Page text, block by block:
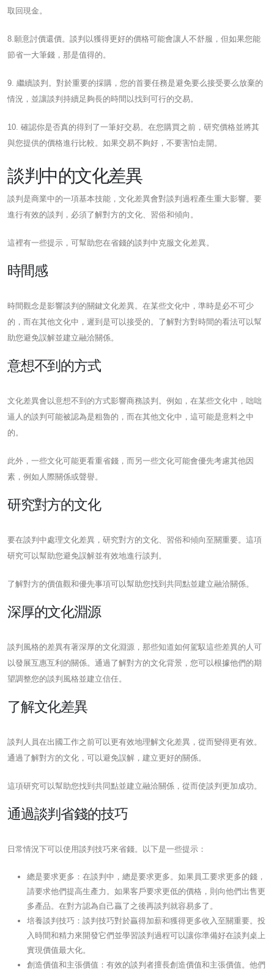
取回現金。
8.願意討價還價。談判以獲得更好的價格可能會讓人不舒服，但如果您能
節省一大筆錢，那是值得的。
9. 繼續談判。對於重要的採購，您的首要任務是避免要么接受要么放棄的
情況，並讓談判持續足夠長的時間以找到可行的交易。
10. 確認你是否真的得到了一筆好交易。在您購買之前，研究價格並將其
與您提供的價格進行比較。如果交易不夠好，不要害怕走開。
談判中的文化差異
談判是商業中的一項基本技能，文化差異會對談判過程產生重大影響。要
進行有效的談判，必須了解對方的文化、習俗和傾向。
這裡有一些提示，可幫助您在省錢的談判中克服文化差異。
時間感
時間觀念是影響談判的關鍵文化差異。在某些文化中，準時是必不可少
的，而在其他文化中，遲到是可以接受的。了解對方對時間的看法可以幫
助您避免誤解並建立融洽關係。
意想不到的方式
文化差異會以意想不到的方式影響商務談判。例如，在某些文化中，咄咄
逼人的談判可能被認為是粗魯的，而在其他文化中，這可能是意料之中
的。
此外，一些文化可能更看重省錢，而另一些文化可能會優先考慮其他因
素，例如人際關係或聲譽。
研究對方的文化
要在談判中處理文化差異，研究對方的文化、習俗和傾向至關重要。這項
研究可以幫助您避免誤解並有效地進行談判。
了解對方的價值觀和優先事項可以幫助您找到共同點並建立融洽關係。
深厚的文化淵源
談判風格的差異有著深厚的文化淵源，那些知道如何駕馭這些差異的人可
以發展互惠互利的關係。通過了解對方的文化背景，您可以根據他們的期
望調整您的談判風格並建立信任。
了解文化差異
談判人員在出國工作之前可以更有效地理解文化差異，從而變得更有效。
通過了解對方的文化，可以避免誤解，建立更好的關係。
這項研究可以幫助您找到共同點並建立融洽關係，從而使談判更加成功。
通過談判省錢的技巧
日常情況下可以使用談判技巧來省錢。以下是一些提示：
總是要求更多：在談判中，總是要求更多。如果員工要求更多的錢，
請要求他們提高生產力。如果客戶要求更低的價格，則向他們出售更
多產品。在對方認為自己贏了之後再談判就容易多了。
培養談判技巧：談判技巧對於贏得加薪和獲得更多收入至關重要。投
入時間和精力來開發它們並學習談判過程可以讓你準備好在談判桌上
實現價值最大化。
創造價值和主張價值：有效的談判者擅長創造價值和主張價值。他們